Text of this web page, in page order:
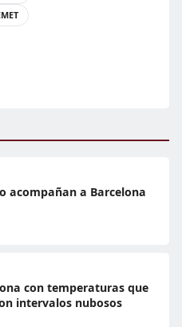
acompañan a Barcelona
con temperaturas que
intervalos nubosos